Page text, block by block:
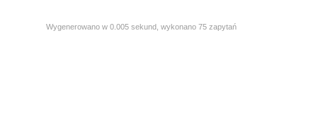
Wygenerowano w 0.005 sekund, wykonano 75 zapytań